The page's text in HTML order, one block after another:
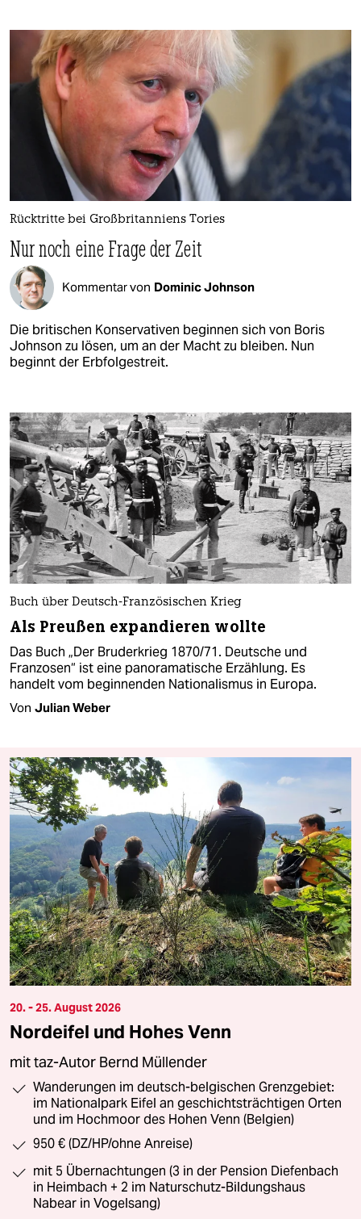
Rücktritte bei Großbritanniens Tories
Nur noch eine Frage der Zeit
Kommentar von Dominic Johnson
Die britischen Konservativen beginnen sich von Boris
Johnson zu lösen, um an der Macht zu bleiben. Nun
beginnt der Erbfolgestreit.
Buch über Deutsch-Französischen Krieg
Als Preußen expandieren wollte
Das Buch „Der Bruderkrieg 1870/71. Deutsche und
Franzosen“ ist eine panoramatische Erzählung. Es
handelt vom beginnenden Nationalismus in Europa.
Von Julian Weber
20. - 25. August 2026
Nordeifel und Hohes Venn
mit taz-Autor Bernd Müllender
Wanderungen im deutsch-belgischen Grenzgebiet:
im Nationalpark Eifel an geschichtsträchtigen Orten
und im Hochmoor des Hohen Venn (Belgien)
950 € (DZ/HP/ohne Anreise)
mit 5 Übernachtungen (3 in der Pension Diefenbach
in Heimbach + 2 im Naturschutz-Bildungshaus
Nabear in Vogelsang)